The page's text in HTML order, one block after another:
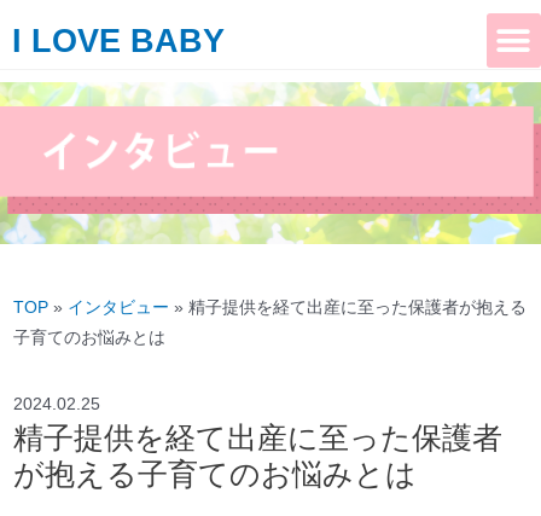
I LOVE BABY
TOP » インタビュー » 精子提供を経て出産に至った保護者が抱える
子育てのお悩みとは
2024.02.25
精子提供を経て出産に至った保護者
が抱える子育てのお悩みとは